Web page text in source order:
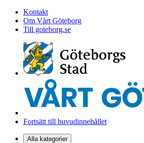
Kontakt
Om Vårt Göteborg
Till goteborg.se
Fortsätt till huvudinnehållet
Alla kategorier